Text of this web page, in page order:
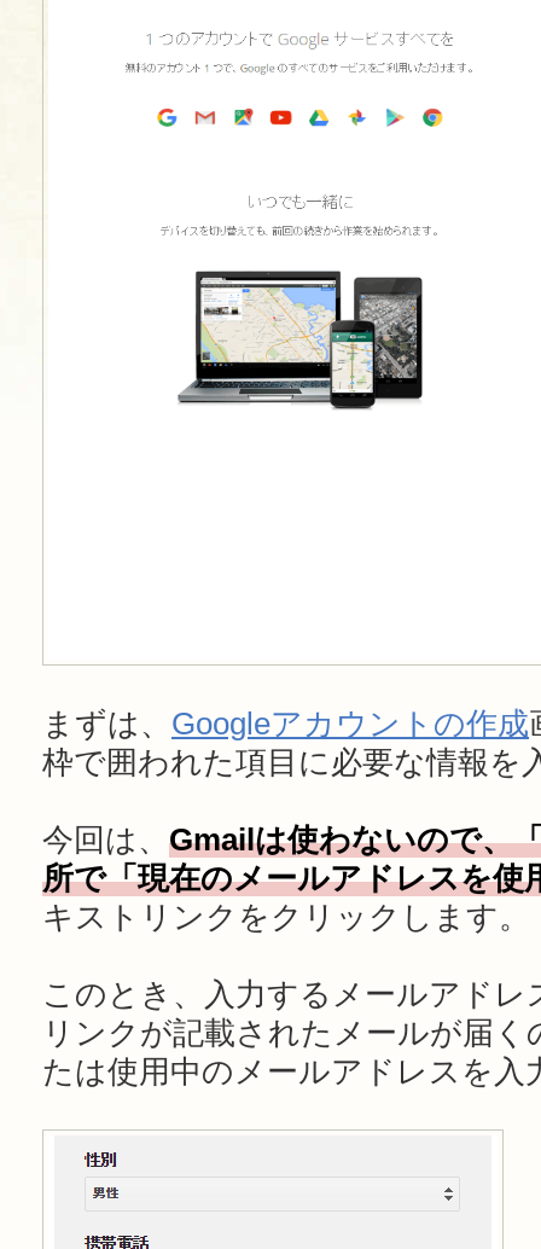
まずは、 Googleアカウントの作成
枠で囲われた項目に必要な情報を
今回は、 Gmailは使わないので、
所で「現在のメールアドレスを使
キストリンクをクリックします。
このとき、入力するメールアド
リンクが記載されたメールが届
たは使用中のメールアドレスを入